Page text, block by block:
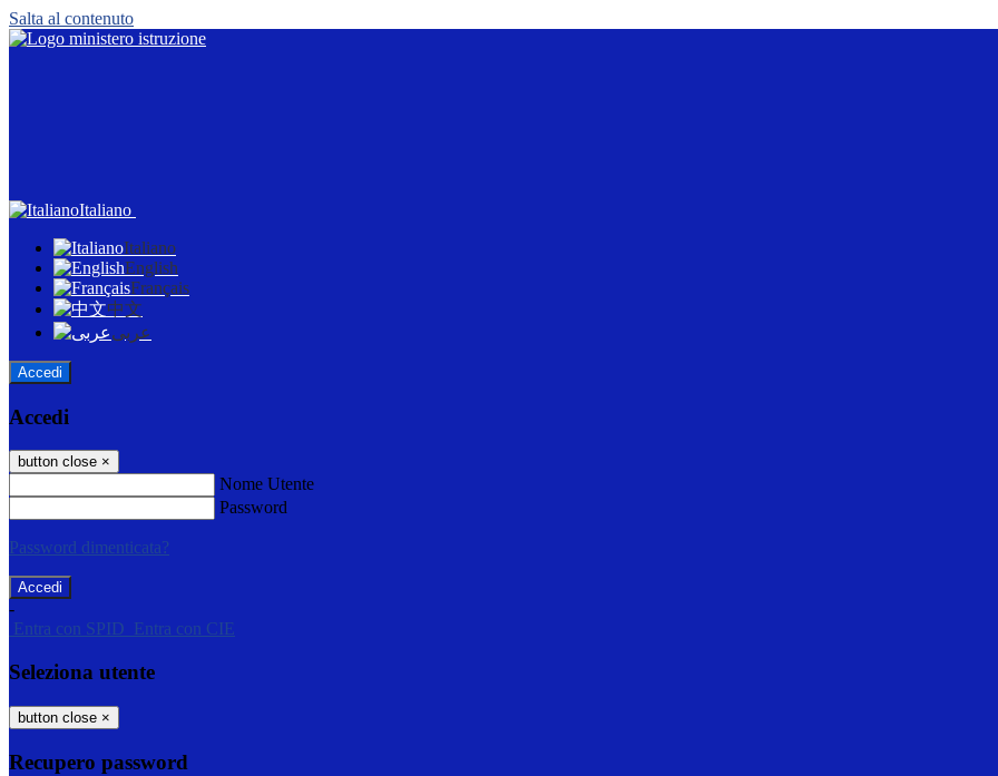
Salta al contenuto
Italiano
Italiano
English
Français
中文
عربى
Accedi
Accedi
button close ×
Nome Utente
Password
Password dimenticata?
-
Entra con SPID
Entra con CIE
Seleziona utente
button close ×
Recupero password